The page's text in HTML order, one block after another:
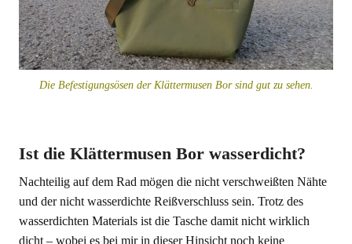
Die Befestigungsösen der Klättermusen Bor sind gut zu sehen.
Ist die Klättermusen Bor wasserdicht?
Nachteilig auf dem Rad mögen die nicht verschweißten Nähte
und der nicht wasserdichte Reißverschluss sein. Trotz des
wasserdichten Materials ist die Tasche damit nicht wirklich
dicht – wobei es bei mir in dieser Hinsicht noch keine